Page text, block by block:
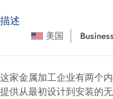
描述
美国
这家金属加工企业有两个
提供从最初设计到安装的